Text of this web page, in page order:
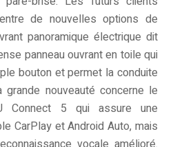
de nouvelles options de
panoramique électrique dit
panneau ouvrant en toile qui
bouton et permet la conduite
nouveauté concerne le
Connect 5 qui assure une
CarPlay et Android Auto, mais